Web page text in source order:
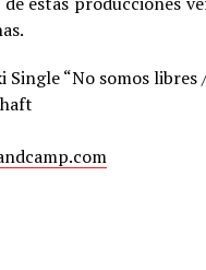
Single “No somos libres